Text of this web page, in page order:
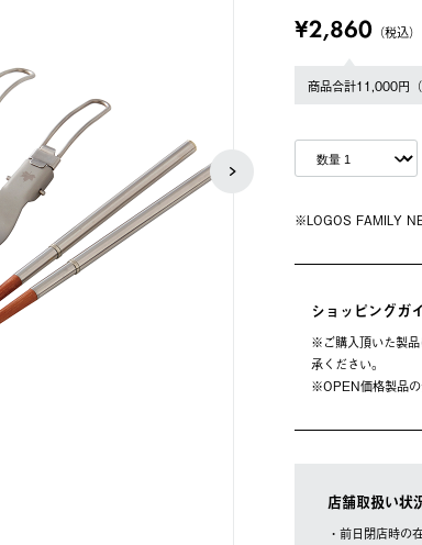
¥2,860 （税込）
商品合計11,000円
※LOGOS FAMILY
ショッピングガ
※ご購⼊頂いた製品
承ください。
※OPEN価格製品の
店舗取扱い状
・前日閉店時の